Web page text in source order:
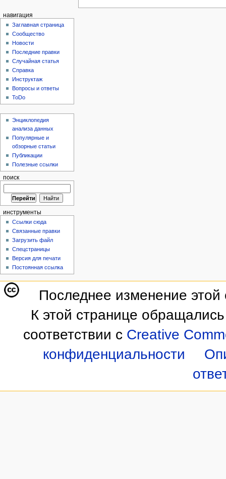
навигация
Заглавная страница
Сообщество
Новости
Последние правки
Случайная статья
Справка
Инструктаж
Вопросы и ответы
ToDo
Энциклопедия
анализа данных
Популярные и
обзорные статьи
Публикации
Полезные ссылки
поиск
инструменты
Ссылки сюда
Связанные правки
Загрузить файл
Спецстраницы
Версия для печати
Постоянная ссылка
Последнее изменение
К этой странице
соответствии с Creative
конфиденциальности